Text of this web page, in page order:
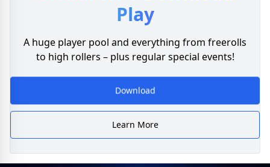
Play
A huge player pool and everything from freerolls
to high rollers – plus regular special events!
Download
Learn More